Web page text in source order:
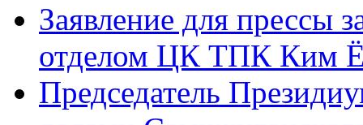
Заявление для прессы
отделом ЦК ТПК Ким
Председатель